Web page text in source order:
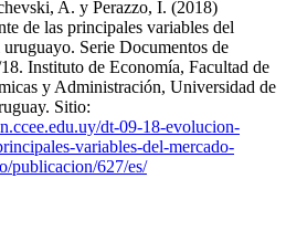
A. y Perazzo, I. (2018)
de las principales variables del
Serie Documentos de
Instituto de Economía, Facultad de
y Administración, Universidad de
Sitio:
dt-09-18-evolucion-
variables-del-mercado-
publicacion/627/es/